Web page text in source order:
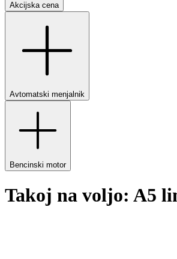
Akcijska cena
Avtomatski menjalnik
Bencinski motor
Takoj na voljo: A5